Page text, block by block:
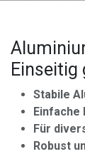
Einseitig
Stabile
Einfache
Für
Robust